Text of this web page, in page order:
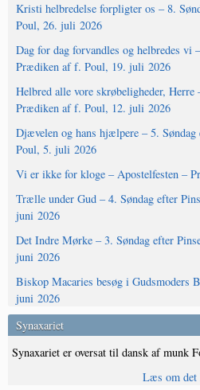
Kristi helbredelse forpligter os – 8.
Poul, 26. juli 2026
Dag for dag forvandles og helbredes vi
Prædiken af f. Poul, 19. juli 2026
Helbred alle vore skrøbeligheder, Herre
Prædiken af f. Poul, 12. juli 2026
Djævelen og hans hjælpere – 5.
Poul, 5. juli 2026
Vi er ikke for kloge – Apostelfesten –
Trælle under Gud – 4. Søndag efter
juni 2026
Det Indre Mørke – 3. Søndag efter
juni 2026
Biskop Macaries besøg i Gudsmoders
juni 2026
Synaxariet
Synaxariet er oversat til dansk af munk
Læs om det